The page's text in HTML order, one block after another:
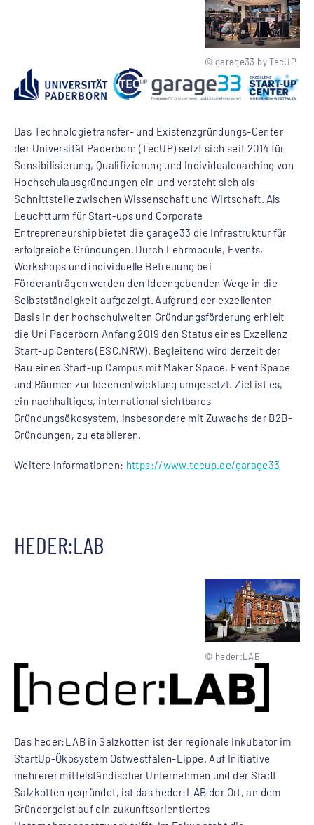
© garage33 by TecUP
Das Technologietransfer- und Existenzgründungs-Center
der Universität Paderborn (TecUP) setzt sich seit 2014 für
Sensibilisierung, Qualifizierung und Individualcoaching von
Hochschulausgründungen ein und versteht sich als
Schnittstelle zwischen Wissenschaft und Wirtschaft. Als
Leuchtturm für Start-ups und Corporate
Entrepreneurship bietet die garage33 die Infrastruktur für
erfolgreiche Gründungen. Durch Lehrmodule, Events,
Workshops und individuelle Betreuung bei
Förderanträgen werden den Ideengebenden Wege in die
Selbstständigkeit aufgezeigt. Aufgrund der exzellenten
Basis in der hochschulweiten Gründungsförderung erhielt
die Uni Paderborn Anfang 2019 den Status eines Exzellenz
Start-up Centers (ESC.NRW). Begleitend wird derzeit der
Bau eines Start-up Campus mit Maker Space, Event Space
und Räumen zur Ideenentwicklung umgesetzt. Ziel ist es,
ein nachhaltiges, international sichtbares
Gründungsökosystem, insbesondere mit Zuwachs der B2B-
Gründungen, zu etablieren.
Weitere Informationen: https://www.tecup.de/garage33
HEDER:LAB
© heder:LAB
Das heder:LAB in Salzkotten ist der regionale Inkubator im
StartUp-Ökosystem Ostwestfalen-Lippe. Auf Initiative
mehrerer mittelständischer Unternehmen und der Stadt
Salzkotten gegründet, ist das heder:LAB der Ort, an dem
Gründergeist auf ein zukunftsorientiertes